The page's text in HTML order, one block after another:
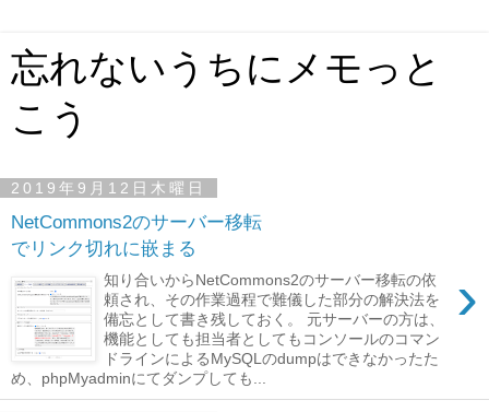
忘れないうちにメモっと
こう
2019年9月12日木曜日
NetCommons2のサーバー移転
でリンク切れに嵌まる
›
知り合いからNetCommons2のサーバー移転の依
頼され、その作業過程で難儀した部分の解決法を
備忘として書き残しておく。 元サーバーの方は、
機能としても担当者としてもコンソールのコマン
ドラインによるMySQLのdumpはできなかったた
め、phpMyadminにてダンプしても...